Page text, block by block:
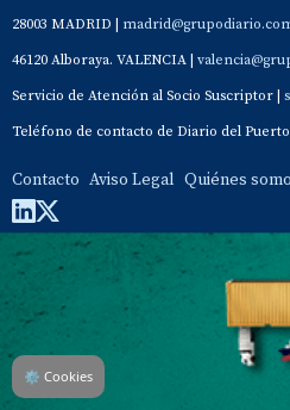
28003 MADRID |
46120 Alboraya. VALENCIA |
Servicio de Atención al Socio Suscriptor |
Teléfono de contacto de Diario del Puerto:
Contacto Aviso Legal Quiénes
⚙ Cookies